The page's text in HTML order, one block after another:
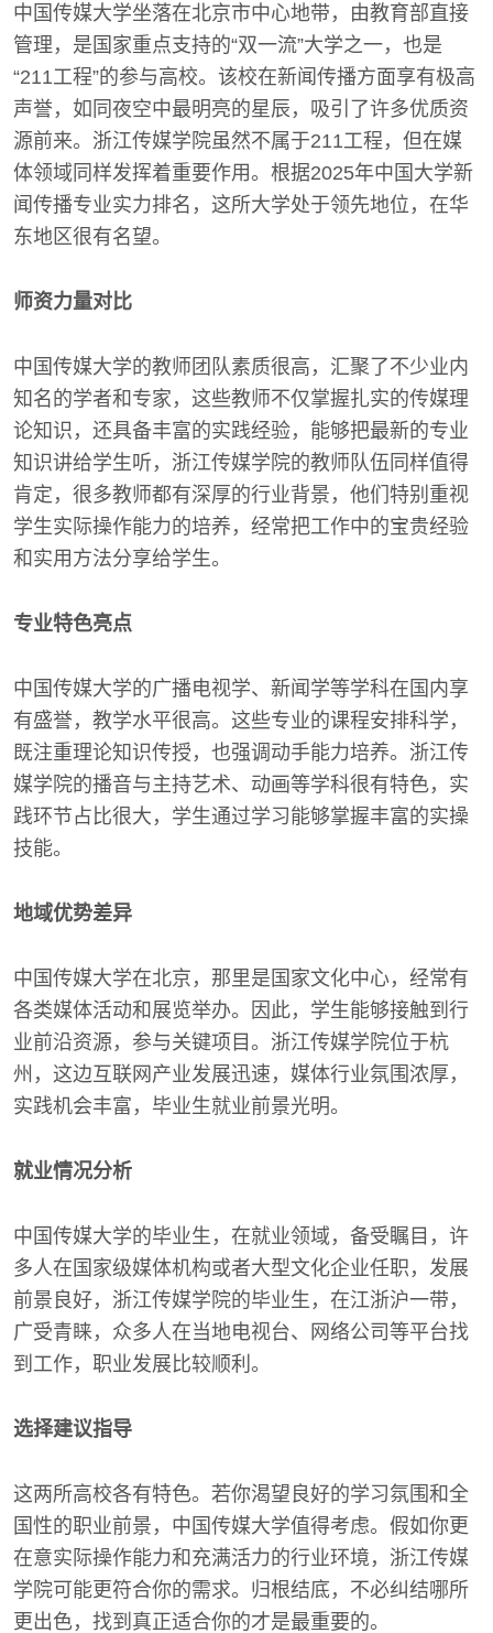
中国传媒大学坐落在北京市中心地带，由教育部直接
管理，是国家重点支持的“双一流”大学之一，也是
“211工程”的参与高校。该校在新闻传播方面享有极高
声誉，如同夜空中最明亮的星辰，吸引了许多优质资
源前来。浙江传媒学院虽然不属于211工程，但在媒
体领域同样发挥着重要作用。根据2025年中国大学新
闻传播专业实力排名，这所大学处于领先地位，在华
东地区很有名望。
师资力量对比
中国传媒大学的教师团队素质很高，汇聚了不少业内
知名的学者和专家，这些教师不仅掌握扎实的传媒理
论知识，还具备丰富的实践经验，能够把最新的专业
知识讲给学生听，浙江传媒学院的教师队伍同样值得
肯定，很多教师都有深厚的行业背景，他们特别重视
学生实际操作能力的培养，经常把工作中的宝贵经验
和实用方法分享给学生。
专业特色亮点
中国传媒大学的广播电视学、新闻学等学科在国内享
有盛誉，教学水平很高。这些专业的课程安排科学，
既注重理论知识传授，也强调动手能力培养。浙江传
媒学院的播音与主持艺术、动画等学科很有特色，实
践环节占比很大，学生通过学习能够掌握丰富的实操
技能。
地域优势差异
中国传媒大学在北京，那里是国家文化中心，经常有
各类媒体活动和展览举办。因此，学生能够接触到行
业前沿资源，参与关键项目。浙江传媒学院位于杭
州，这边互联网产业发展迅速，媒体行业氛围浓厚，
实践机会丰富，毕业生就业前景光明。
就业情况分析
中国传媒大学的毕业生，在就业领域，备受瞩目，许
多人在国家级媒体机构或者大型文化企业任职，发展
前景良好，浙江传媒学院的毕业生，在江浙沪一带，
广受青睐，众多人在当地电视台、网络公司等平台找
到工作，职业发展比较顺利。
选择建议指导
这两所高校各有特色。若你渴望良好的学习氛围和全
国性的职业前景，中国传媒大学值得考虑。假如你更
在意实际操作能力和充满活力的行业环境，浙江传媒
学院可能更符合你的需求。归根结底，不必纠结哪所
更出色，找到真正适合你的才是最重要的。